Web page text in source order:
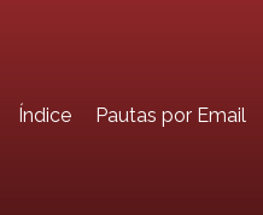
Índice Pautas por Email